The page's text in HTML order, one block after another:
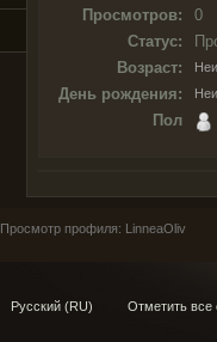
Просмотров:
0
Статус:
Возраст:
День рождения:
Пол
Просмотр профиля: LinneaOliv
Русский (RU) Отметить все